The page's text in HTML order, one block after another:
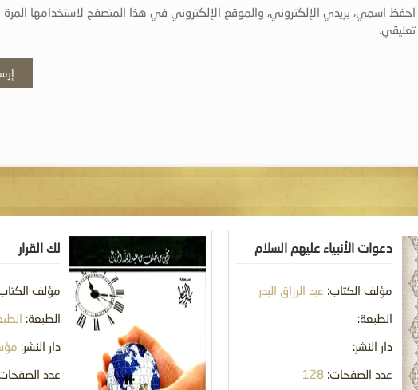
احفظ اسمي، بريدي الإلكتروني، والموقع الإلكتروني في هذا المتصفح لاستخدامها المرة
تعليقي.
دعوات الأنبياء عليهم السلام
مؤلف الكتاب: عبد الرزاق البدر
الطبعة:
دار النشر:
عدد الصفحات: 128
لك القرار
مؤلف
الرفاعي
الطبعة:
دار النشر:
عدد